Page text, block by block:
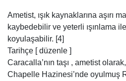
Ametist, ışık kaynaklarına aşırı
kaybedebilir ve yeterli ışınlama
koyulaşabilir. [4]
Tarihçe [ düzenle ]
Caracalla’nın taşı , ametist
Chapelle Hazinesi’nde oyulmuş